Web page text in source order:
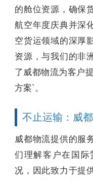
的舱位资源，确保
航空年度庆典并深
空货运领域的深厚
资源，与我们的非
了威都物流为客户
方案`。
不止运输：威
威都物流提供的服
们理解客户在国
况，因此致力于提